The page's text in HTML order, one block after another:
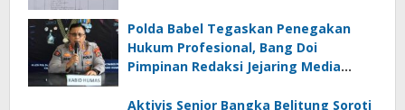
Polda Babel Tegaskan Penegakan
Hukum Profesional, Bang Doi
Pimpinan Redaksi Jejaring Media
Panggilan
Aktivis Senior Bangka Belitung Soroti